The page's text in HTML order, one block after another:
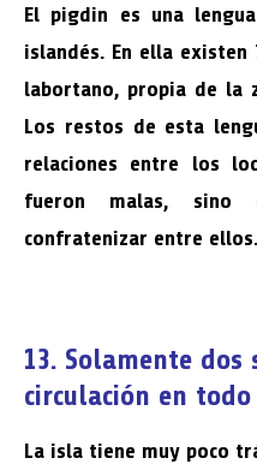
El pigdin es una
islandés. En ella
labortano, propia de la
Los restos de esta
relaciones entre los
fueron malas, sino
confratenizar entre ellos.
13. Solamente
circulación en
La isla tiene muy poco